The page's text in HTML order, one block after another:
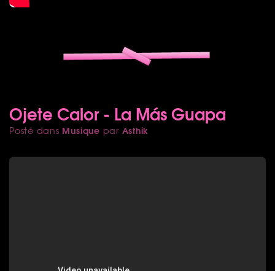
Ojete Calor - La Más Guapa
Posté dans Musique par Asthik